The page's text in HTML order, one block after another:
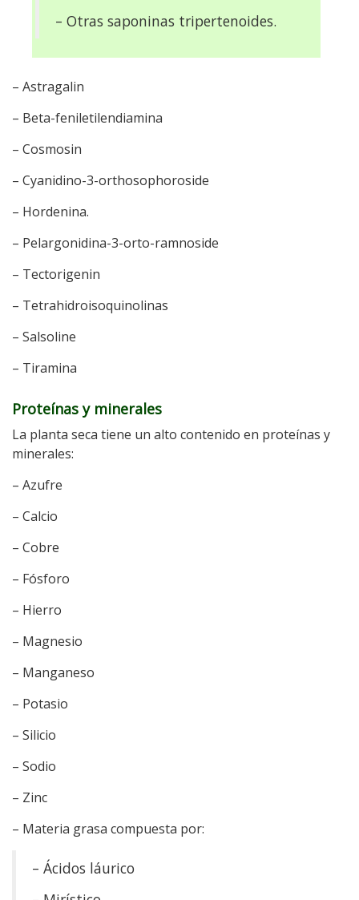
– Otras saponinas tripertenoides.
– Astragalin
– Beta-feniletilendiamina
– Cosmosin
– Cyanidino-3-orthosophoroside
– Hordenina.
– Pelargonidina-3-orto-ramnoside
– Tectorigenin
– Tetrahidroisoquinolinas
– Salsoline
– Tiramina
Proteínas y minerales
La planta seca tiene un alto contenido en proteínas y
minerales:
– Azufre
– Calcio
– Cobre
– Fósforo
– Hierro
– Magnesio
– Manganeso
– Potasio
– Silicio
– Sodio
– Zinc
– Materia grasa compuesta por:
– Ácidos láurico